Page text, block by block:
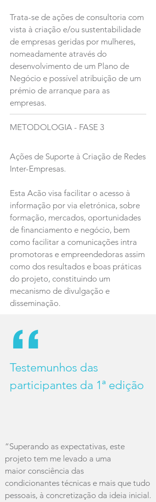
Trata-se de ações de consultoria com
vista à criação e/ou sustentabilidade
de empresas geridas por mulheres,
nomeadamente através do
desenvolvimento de um Plano de
Negócio e possível atribuição de um
prémio de arranque para as
empresas.
METODOLOGIA - FASE 3
Ações de Suporte à Criação de Redes
Inter-Empresas.
Esta Acão visa facilitar o acesso à
informação por via eletrónica, sobre
formação, mercados, oportunidades
de financiamento e negócio, bem
como facilitar a comunicações intra
promotoras e empreendedoras assim
como dos resultados e boas práticas
do projeto, constituindo um
mecanismo de divulgação e
disseminação.
Testemunhos das
participantes da 1ª edição
“Superando as expectativas, este
projeto tem me levado a uma
maior consciência das
condicionantes técnicas e mais que tudo
pessoais, à concretização da ideia inicial.